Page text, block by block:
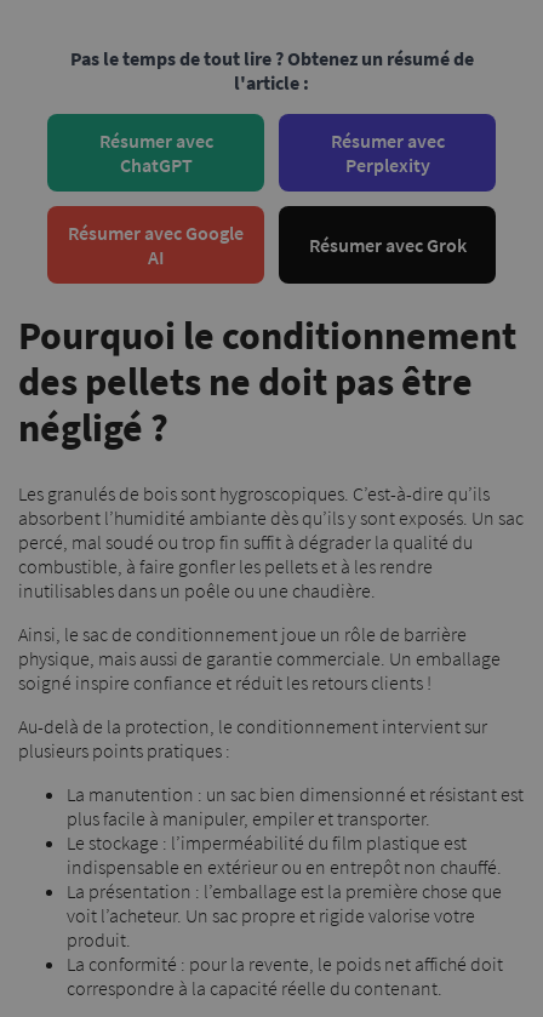
Pas le temps de tout lire ? Obtenez un résumé de
l'article :
Résumer avec
ChatGPT
Résumer avec
Perplexity
Résumer avec Google
AI
Résumer avec Grok
Pourquoi le conditionnement
des pellets ne doit pas être
négligé ?
Les granulés de bois sont hygroscopiques. C’est-à-dire qu’ils
absorbent l’humidité ambiante dès qu’ils y sont exposés. Un sac
percé, mal soudé ou trop fin suffit à dégrader la qualité du
combustible, à faire gonfler les pellets et à les rendre
inutilisables dans un poêle ou une chaudière.
Ainsi, le sac de conditionnement joue un rôle de barrière
physique, mais aussi de garantie commerciale. Un emballage
soigné inspire confiance et réduit les retours clients !
Au-delà de la protection, le conditionnement intervient sur
plusieurs points pratiques :
La manutention : un sac bien dimensionné et résistant est
plus facile à manipuler, empiler et transporter.
Le stockage : l’imperméabilité du film plastique est
indispensable en extérieur ou en entrepôt non chauffé.
La présentation : l’emballage est la première chose que
voit l’acheteur. Un sac propre et rigide valorise votre
produit.
La conformité : pour la revente, le poids net affiché doit
correspondre à la capacité réelle du contenant.